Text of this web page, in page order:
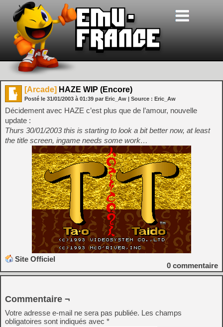
[Arcade] HAZE WIP (Encore)
Posté le 31/01/2003 à 01:39 par Eric_Aw | Source : Eric_Aw
Décidement avec HAZE c’est plus que de l’amour, nouvelle
update :
Thurs 30/01/2003 this is starting to look a bit better now, at least
the title screen, ingame needs some work…
Site Officiel
0 commentaire
Commentaire ¬
Votre adresse e-mail ne sera pas publiée. Les champs
obligatoires sont indiqués avec *